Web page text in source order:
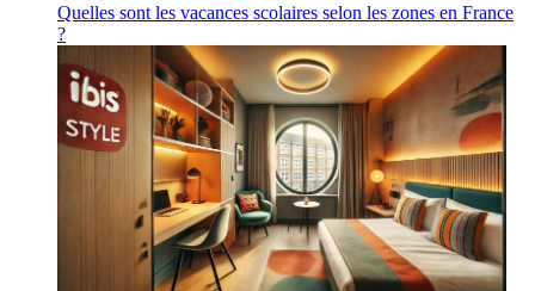
Quelles sont les vacances scolaires selon les zones en France
?